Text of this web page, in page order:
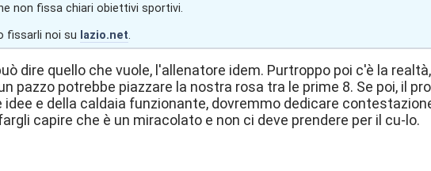
non fissa chiari obiettivi sportivi.
fissarli noi su lazio.net.
dire quello che vuole, l'allenatore idem. Purtroppo poi c'è la
pazzo potrebbe piazzare la nostra rosa tra le prime 8. Se poi, il
idee e della caldaia funzionante, dovremmo dedicare
capire che è un miracolato e non ci deve prendere per il cu-lo.